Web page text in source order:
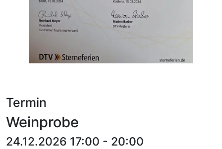
Termin
Weinprobe
24.12.2026 17:00 - 20:00